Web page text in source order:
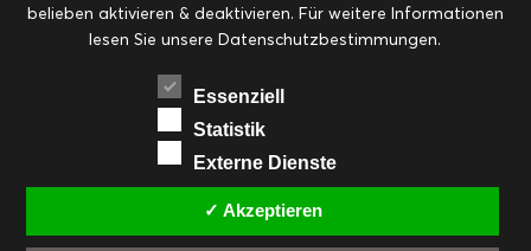
Eingemachtes Ohne Kategorie Ostern Resteküche
RezepteSaisonalSliderStartseite
Suppen, Salate & Vorspeisen
Vorspeisen, Salate & Suppen
Weihnachten Workshops & Events
belieben aktivieren & deaktivieren. Für weitere Informationen
lesen Sie unsere Datenschutzbestimmungen.
Essenziell
Statistik
Externe Dienste
✓ Akzeptieren